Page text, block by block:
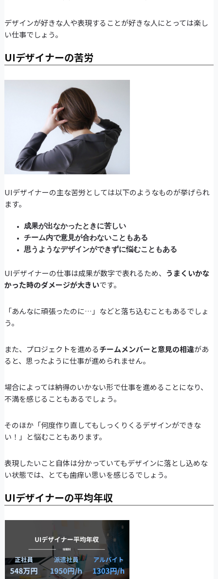
デザインが好きな人や表現することが好きな人にとっては楽し
い仕事でしょう。
UIデザイナーの苦労
UIデザイナーの主な苦労としては以下のようなものが挙げられ
ます。
成果が出なかったときに苦しい
チーム内で意見が合わないこともある
思うようなデザインができずに悩むこともある
UIデザイナーの仕事は成果が数字で表れるため、 うまくいかな
かった時のダメージが大きいです。
「あんなに頑張ったのに…」などと落ち込むこともあるでしょ
う。
また、プロジェクトを進めるチームメンバーと意見の相違があ
ると、思ったように仕事が進められません。
場合によっては納得のいかない形で仕事を進めることになり、
不満を感じることもあるでしょう。
そのほか「何度作り直してもしっくりくるデザインができな
い！」と悩むこともあります。
表現したいこと自体は分かっていてもデザインに落とし込めな
い状態では、とても歯痒い思いを感じるでしょう。
UIデザイナーの平均年収